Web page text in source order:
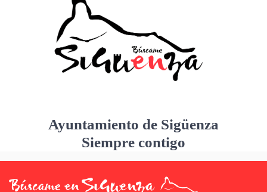
Ayuntamiento de Sigüenza
Siempre contigo